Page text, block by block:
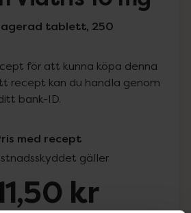
tablett, 250
för att kunna köpa denna
recept kan du handla genom
bank-ID.
med recept
gäller
kr